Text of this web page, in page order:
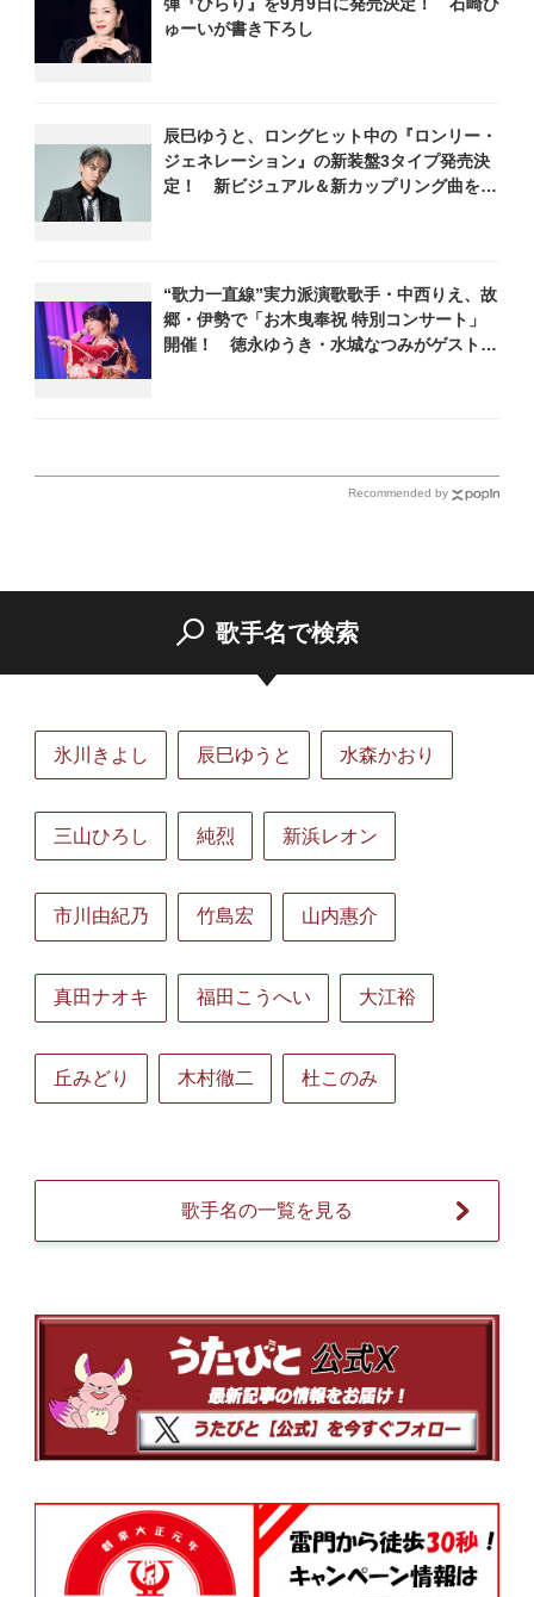
を密着レポート！
ゅーいが書き下ろし
辰巳ゆうと、ロングヒット中の『ロンリー・
ジェネレーション』の新装盤3タイプ発売決
定！ 新ビジュアル＆新カップリング曲を発
“歌力一直線”実力派演歌歌手・中西りえ、故
郷・伊勢で「お木曳奉祝 特別コンサート」
開催！ 徳永ゆうき・水城なつみがゲスト出
Recommended by
歌手名で検索
氷川きよし 辰巳ゆうと 水森かおり
三山ひろし 純烈 新浜レオン
市川由紀乃 竹島宏 山内惠介
真田ナオキ 福田こうへい 大江裕
丘みどり 木村徹二 杜このみ
歌手名の一覧を見る